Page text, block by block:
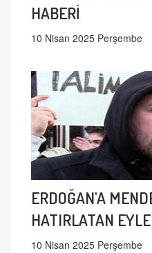
HABERİ
10 Nisan 2025 Perşembe
ERDOĞAN'A
HATIRLATAN
10 Nisan 2025 Perşembe